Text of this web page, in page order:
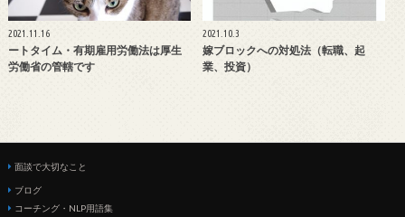
2021.11.16
ートタイム・有期雇用労働法は厚生
労働省の管轄です
2021.10.3
嫁ブロックへの対処法（転職、起
業、投資）
面談で大切なこと
ブログ
コーチング・NLP用語集